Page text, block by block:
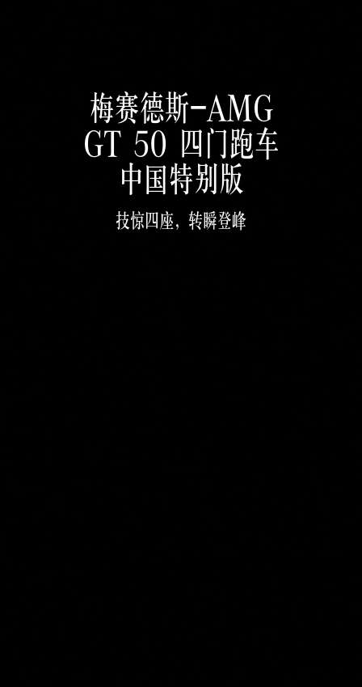
梅赛德斯-AMG
GT 50 四门跑车
中国特别版
技惊四座，转瞬登峰